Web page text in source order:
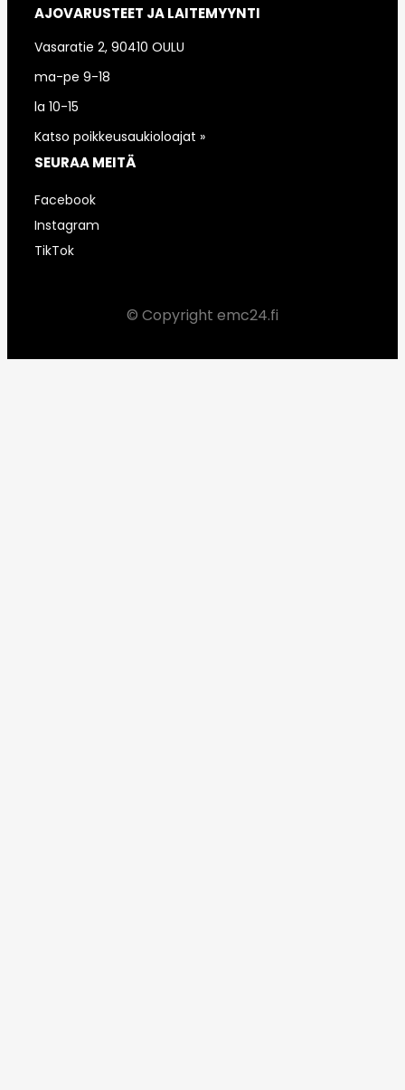
AJOVARUSTEET JA LAITEMYYNTI
Vasaratie 2, 90410 OULU
ma-pe 9-18
la 10-15
Katso poikkeusaukioloajat »
SEURAA MEITÄ
Facebook
Instagram
TikTok
© Copyright emc24.fi